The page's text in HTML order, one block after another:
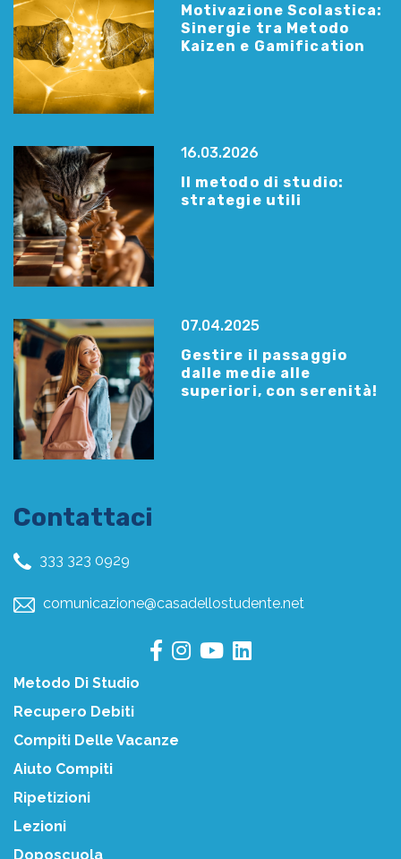
Motivazione Scolastica:
Sinergie tra Metodo
Kaizen e Gamification
16.03.2026
Il metodo di studio:
strategie utili
07.04.2025
Gestire il passaggio
dalle medie alle
superiori, con serenità!
Contattaci
333 323 0929
comunicazione@casadellostudente.net
Metodo Di Studio
Recupero Debiti
Compiti Delle Vacanze
Aiuto Compiti
Ripetizioni
Lezioni
Doposcuola